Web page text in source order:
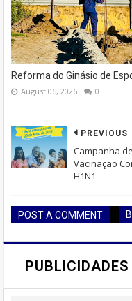
Reforma do Ginásio de
August 06, 2026 0
PREVIOUS
Campanha de
Vacinação
H1N1
POST A COMMENT
PUBLICIDADES